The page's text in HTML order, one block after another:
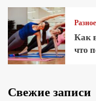
Разное
Как
что
Свежие записи